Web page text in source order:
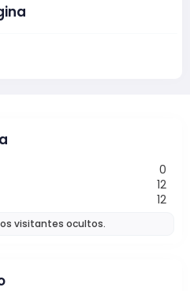
0
12
12
visitantes ocultos.